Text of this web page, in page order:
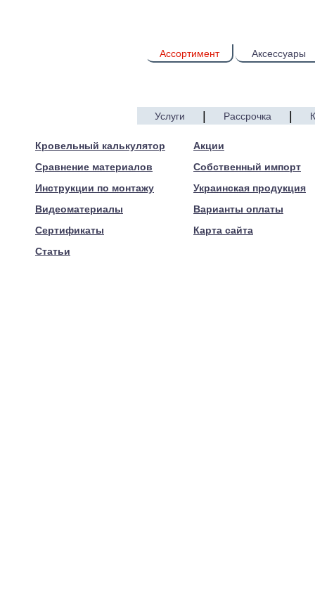
Ассортимент Аксессуары
Услуги Рассрочка
Кровельный калькулятор
Сравнение материалов
Инструкции по монтажу
Видеоматериалы
Сертификаты
Статьи
Акции
Собственный импорт
Украинская продукция
Варианты оплаты
Карта сайта